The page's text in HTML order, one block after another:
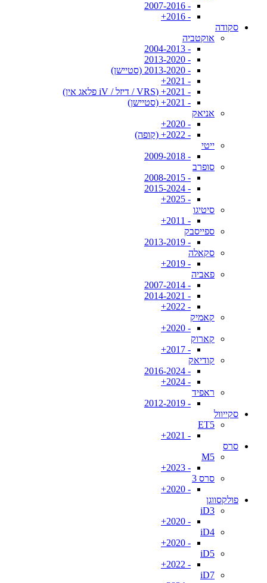
- 2007-2016
- 2016+
סקודה
אוקטביה
- 2004-2013
- 2013-2020
- 2013-2020 (סטיישן)
- 2021+
- 2021+ (VRS / דיזל / iV פלאג אין)
- 2021+ (סטיישן)
אניאק
- 2020+
- 2022+ (קופה)
ייטי
- 2009-2018
סופרב
- 2008-2015
- 2015-2024
- 2025+
סיטיגו
- 2011+
ספייסבק
- 2013-2019
סקאלה
- 2019+
פאביה
- 2007-2014
- 2014-2021
- 2022+
קאמיק
- 2020+
קארוק
- 2017+
קודיאק
- 2016-2024
- 2024+
ראפיד
- 2012-2019
סקייוול
ET5
- 2021+
סרס
M5
- 2023+
סרס 3
- 2020+
פולקסווגן
iD3
- 2020+
iD4
- 2020+
iD5
- 2022+
iD7